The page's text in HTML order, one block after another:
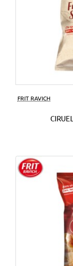
FRIT RAVICH